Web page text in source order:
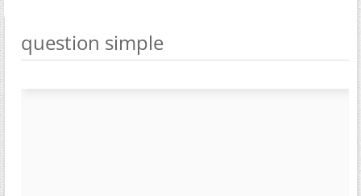
question simple